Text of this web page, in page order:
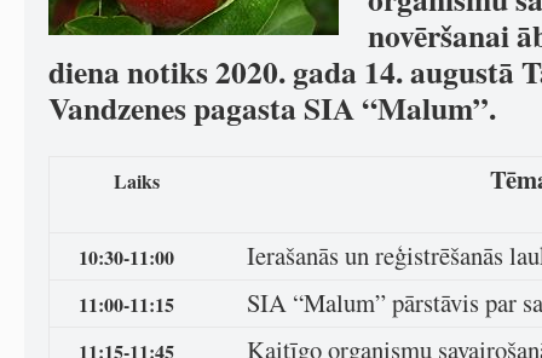
novēršanai
diena notiks 2020. gada 14. augustā
Vandzenes pagasta SIA “Malum”.
Laiks
10:30-11:00 Ierašanās un reģistrēšanās
11:00-11:15 SIA “Malum” pārstāvis par
11:15-11:45
Kaitīgo organismu